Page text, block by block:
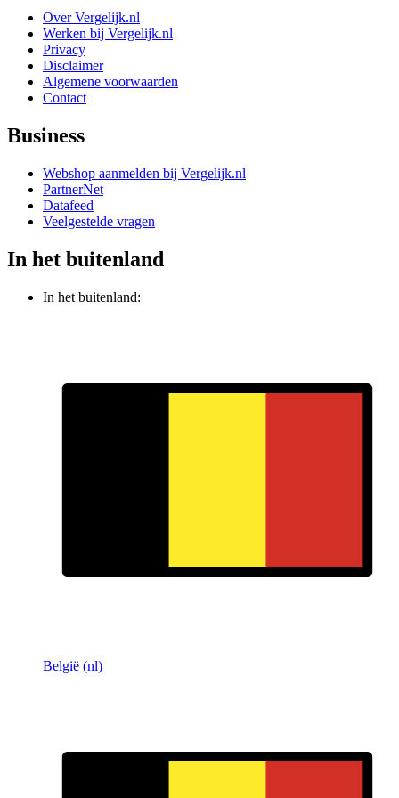
Over Vergelijk.nl
Werken bij Vergelijk.nl
Privacy
Disclaimer
Algemene voorwaarden
Contact
Business
Webshop aanmelden bij Vergelijk.nl
PartnerNet
Datafeed
Veelgestelde vragen
In het buitenland
In het buitenland:
België (nl)